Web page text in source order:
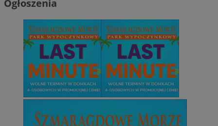
Ogłoszenia